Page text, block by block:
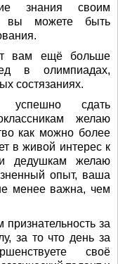
знания своим
вы можете быть
вам ещё больше
в олимпиадах,
состязаниях.
успешно сдать
желаю
как можно более
в живой интерес к
дедушкам желаю
опыт, ваша
менее важна, чем
за
за то что день за
своё